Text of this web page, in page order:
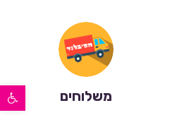
פתח סרגל נגישות משלוחים